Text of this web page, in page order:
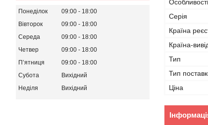
Особливості
Серія
Країна
Країна-
Тип
Тип
Ціна
Понеділок 09:00
18:00
Вівторок
09:00
18:00
Середа
09:00
18:00
Четвер
09:00
18:00
Пʼятниця
09:00
18:00
Субота
Вихідний
Неділя
Вихідний